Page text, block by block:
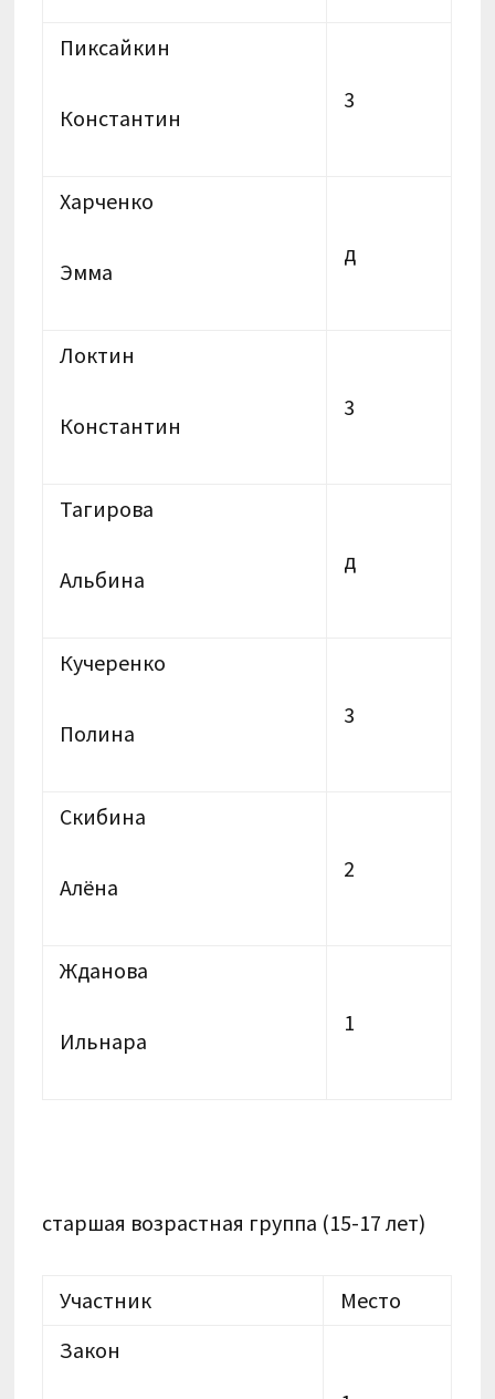
Пиксайкин
Константин
3
Харченко
Эмма
д
Локтин
Константин
3
Тагирова
Альбина
д
Кучеренко
Полина
3
Скибина
Алёна
2
Жданова
Ильнара
1
старшая возрастная группа (15-17 лет)
Участник
Место
Закон